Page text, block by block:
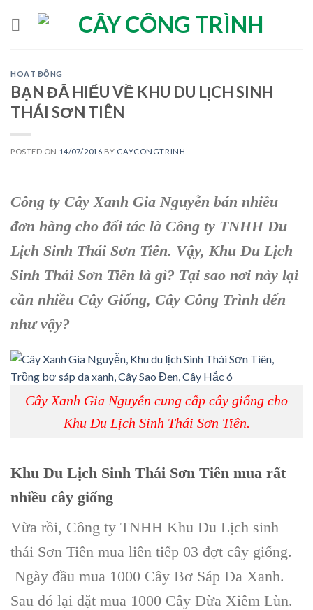
HOẠT ĐỘNG
BẠN ĐÃ HIỂU VỀ KHU DU LỊCH SINH
THÁI SƠN TIÊN
POSTED ON 14/07/2016 BY CAYCONGTRINH
Công ty Cây Xanh Gia Nguyễn bán nhiều
đơn hàng cho đối tác là Công ty TNHH Du
Lịch Sinh Thái Sơn Tiên. Vậy, Khu Du Lịch
Sinh Thái Sơn Tiên là gì? Tại sao nơi này lại
cần nhiều Cây Giống, Cây Công Trình đến
như vậy?
Cây Xanh Gia Nguyễn cung cấp cây giống cho
Khu Du Lịch Sinh Thái Sơn Tiên.
Khu Du Lịch Sinh Thái Sơn Tiên mua rất
nhiều cây giống
Vừa rồi, Công ty TNHH Khu Du Lịch sinh
thái Sơn Tiên mua liên tiếp 03 đợt cây giống.
Ngày đầu mua 1000 Cây Bơ Sáp Da Xanh.
Sau đó lại đặt mua 1000 Cây Dừa Xiêm Lùn.